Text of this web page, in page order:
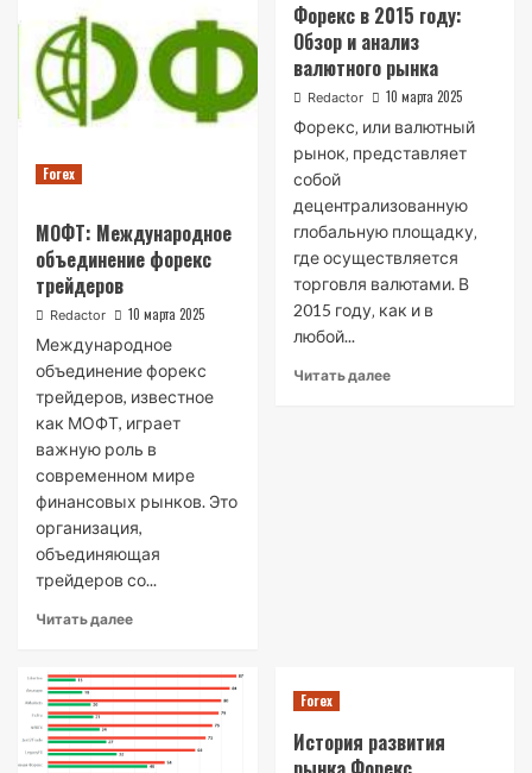
Forex
МОФТ: Международное
объединение форекс
трейдеров
Redactor 10 марта 2025
Международное
объединение форекс
трейдеров, известное
как МОФТ, играет
важную роль в
современном мире
финансовых рынков. Это
организация,
объединяющая
трейдеров со...
Читать далее
Форекс в 2015 году:
Обзор и анализ
валютного рынка
Redactor 10 марта 2025
Форекс‚ или валютный
рынок‚ представляет
собой
децентрализованную
глобальную площадку‚
где осуществляется
торговля валютами. В
2015 году‚ как и в
любой...
Читать далее
Forex
История развития